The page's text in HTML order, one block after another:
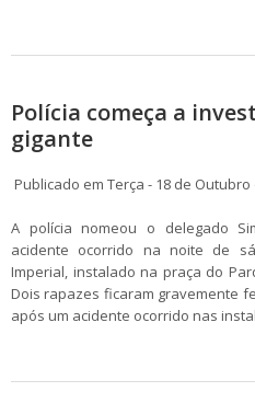
Polícia começa a
gigante
Publicado em Terça - 18 de Outubro
A polícia nomeou o delegado
acidente ocorrido na noite de
Imperial, instalado na praça do
Dois rapazes ficaram gravemente
após um acidente ocorrido nas